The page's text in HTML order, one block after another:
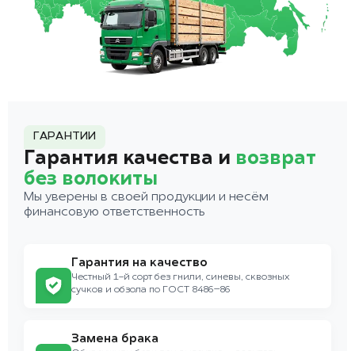
ГАРАНТИИ
Гарантия качества и возврат
без волокиты
Мы уверены в своей продукции и несём
финансовую ответственность
Гарантия на качество
Честный 1-й сорт без гнили, синевы, сквозных
сучков и обзола по ГОСТ 8486–86
Замена брака